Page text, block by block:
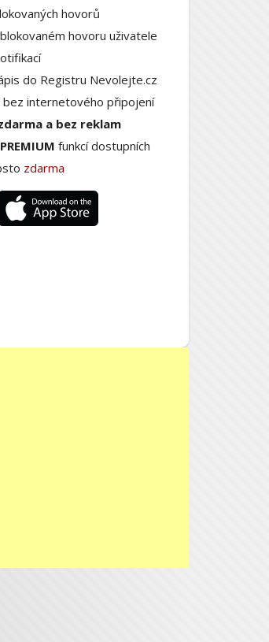
hovorů
hovoru uživatele
do Registru Nevolejte.cz
bez internetového připojení
a bez reklam
PREMIUM funkcí dostupních
zdarma